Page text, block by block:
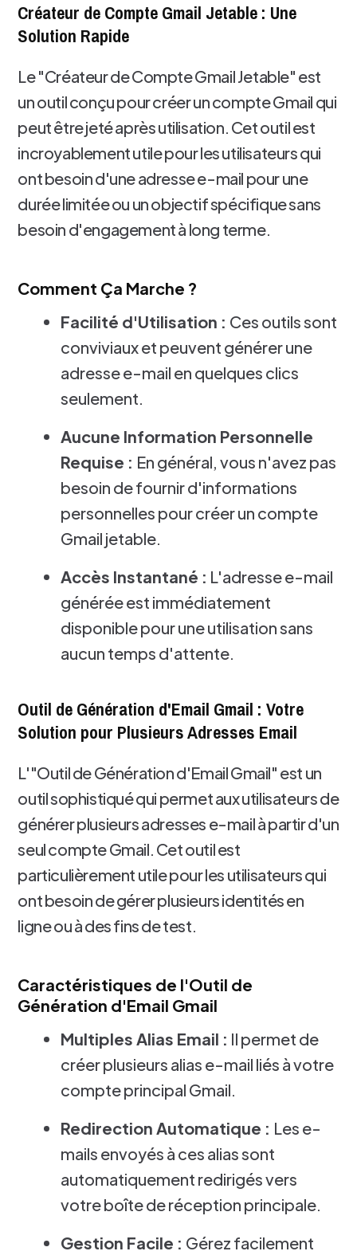
Créateur de Compte Gmail Jetable : Une
Solution Rapide
Le "Créateur de Compte Gmail Jetable" est
un outil conçu pour créer un compte Gmail qui
peut être jeté après utilisation. Cet outil est
incroyablement utile pour les utilisateurs qui
ont besoin d'une adresse e-mail pour une
durée limitée ou un objectif spécifique sans
besoin d'engagement à long terme.
Comment Ça Marche ?
Facilité d'Utilisation : Ces outils sont
conviviaux et peuvent générer une
adresse e-mail en quelques clics
seulement.
Aucune Information Personnelle
Requise : En général, vous n'avez pas
besoin de fournir d'informations
personnelles pour créer un compte
Gmail jetable.
Accès Instantané : L'adresse e-mail
générée est immédiatement
disponible pour une utilisation sans
aucun temps d'attente.
Outil de Génération d'Email Gmail : Votre
Solution pour Plusieurs Adresses Email
L'"Outil de Génération d'Email Gmail" est un
outil sophistiqué qui permet aux utilisateurs de
générer plusieurs adresses e-mail à partir d'un
seul compte Gmail. Cet outil est
particulièrement utile pour les utilisateurs qui
ont besoin de gérer plusieurs identités en
ligne ou à des fins de test.
Caractéristiques de l'Outil de
Génération d'Email Gmail
Multiples Alias Email : Il permet de
créer plusieurs alias e-mail liés à votre
compte principal Gmail.
Redirection Automatique : Les e-
mails envoyés à ces alias sont
automatiquement redirigés vers
votre boîte de réception principale.
Gestion Facile : Gérez facilement